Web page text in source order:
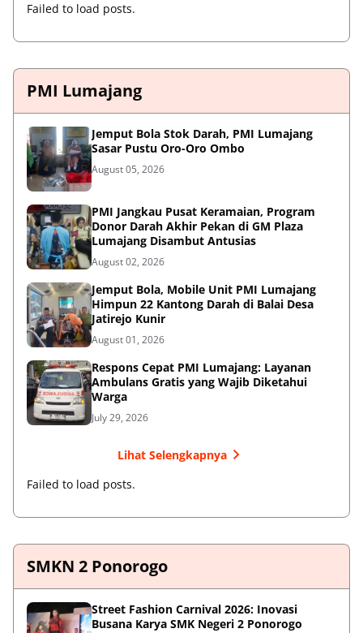
Failed to load posts.
PMI Lumajang
Jemput Bola Stok Darah, PMI Lumajang
Sasar Pustu Oro-Oro Ombo
August 05, 2026
PMI Jangkau Pusat Keramaian, Program
Donor Darah Akhir Pekan di GM Plaza
Lumajang Disambut Antusias
August 02, 2026
Jemput Bola, Mobile Unit PMI Lumajang
Himpun 22 Kantong Darah di Balai Desa
Jatirejo Kunir
August 01, 2026
Respons Cepat PMI Lumajang: Layanan
Ambulans Gratis yang Wajib Diketahui
Warga
July 29, 2026
Lihat Selengkapnya
Failed to load posts.
SMKN 2 Ponorogo
Street Fashion Carnival 2026: Inovasi
Busana Karya SMK Negeri 2 Ponorogo